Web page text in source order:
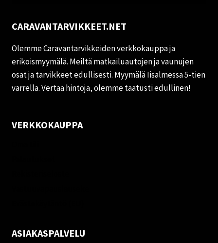
CARAVANTARVIKKEET.NET
Olemme Caravantarvikkeiden verkkokauppa ja
erikoismyymälä. Meiltä matkailuautojen ja vaunujen
osat ja tarvikkeet edullisesti. Myymälä Iisalmessa 5-tien
varrella. Vertaa hintoja, olemme taatusti edullinen!
VERKKOKAUPPA
ASIAKASPALVELU